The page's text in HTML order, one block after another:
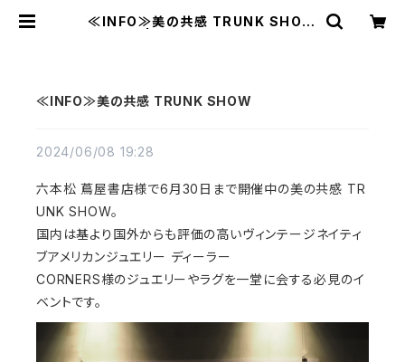
≪INFO≫美の共感 TRUNK SHOW
≪INFO≫美の共感 TRUNK SHOW
2024/06/08 19:28
六本松 蔦屋書店様で6月30日まで開催中の美の共感 TR
UNK SHOW。
国内は基より国外からも評価の高いヴィンテージネイティ
ブアメリカンジュエリー ディーラー
CORNERS様のジュエリーやラグを一堂に会する必見のイ
ベントです。